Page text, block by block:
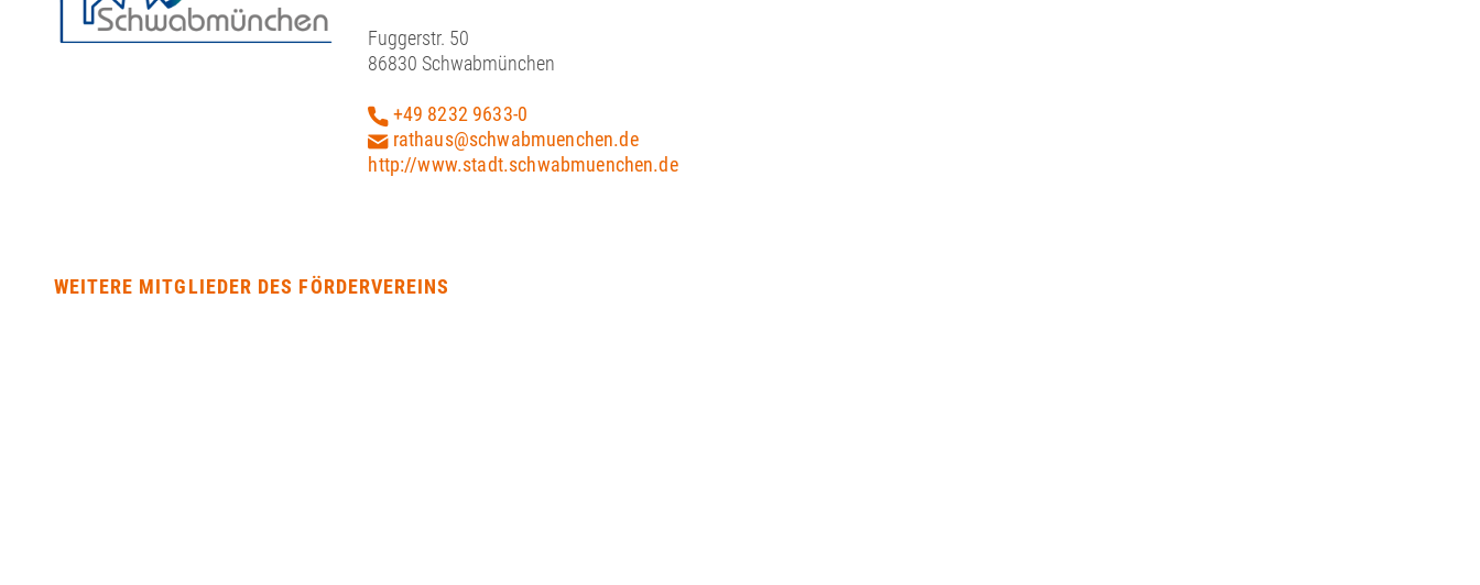
Fuggerstr. 50
86830 Schwabmünchen
+49 8232 9633-0
rathaus@schwabmuenchen.de
http://www.stadt.schwabmuenchen.de
WEITERE MITGLIEDER DES FÖRDERVEREINS